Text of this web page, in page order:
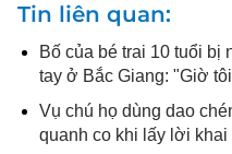
Tin liên quan
Bố của bé trai 10 tuổi
tay ở Bắc Giang: "Giờ
Vụ chú họ dùng dao
quanh co khi lấy lời khai